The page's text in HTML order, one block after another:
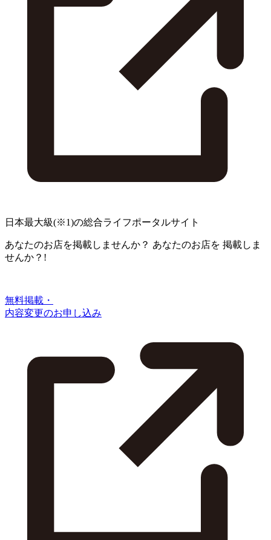
日本最大級(※1)の総合ライフポータルサイト
あなたのお店を掲載しませんか？ あなたのお店を 掲載しま
せんか？!
無料掲載・
内容変更のお申し込み